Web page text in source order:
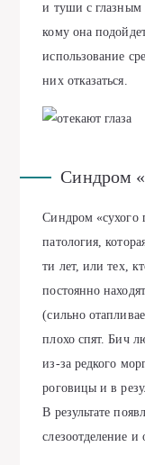
и туши с глазным
кому она
использование
них отказаться.
Синдром
Синдром «сухого
патология,
ти лет, или тех,
постоянно
(сильно
плохо спят. Бич
из-за редкого
роговицы и в
В результате
слезоотделение и